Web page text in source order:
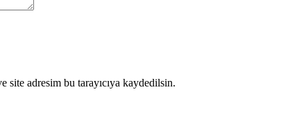
site adresim bu tarayıcıya kaydedilsin.